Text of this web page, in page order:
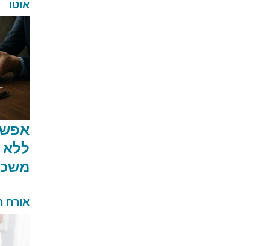
אוטו
אורח